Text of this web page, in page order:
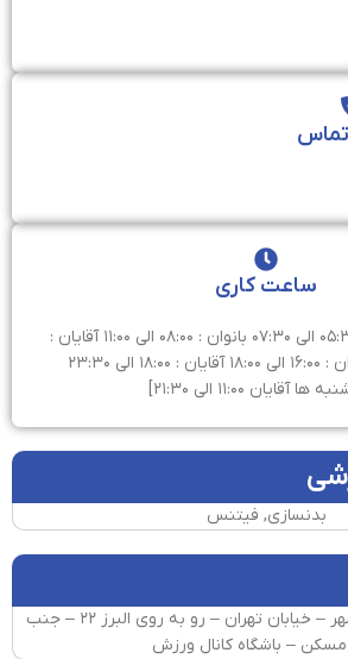
ساعت کاری
آقایان : همه روزه ۰۵:۳۰ الی ۰۷:۳۰ بانوان : ۰۸:۰۰ الی ۱۱:۰۰ آقایان :
۱۱:۰۰ الی ۱۶:۰۰ بانوان : ۱۶:۰۰ الی ۱۸:۰۰ آقایان : ۱۸:۰۰ الی ۲۳:۳۰
آقایان ۱۱:۰۰ الی ۲۱:۳۰]
بدنسازی, فیتنس
استان مازندران – قائمشهر – خیابان تهران – رو به روی البرز ۲۲ – جنب
مسکن – باشگاه کانال ورزش